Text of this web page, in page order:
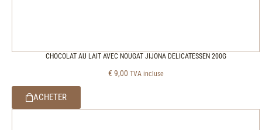
CHOCOLAT AU LAIT AVEC NOUGAT JIJONA DELICATESSEN 200G
€ 9,00 TVA incluse
ACHETER